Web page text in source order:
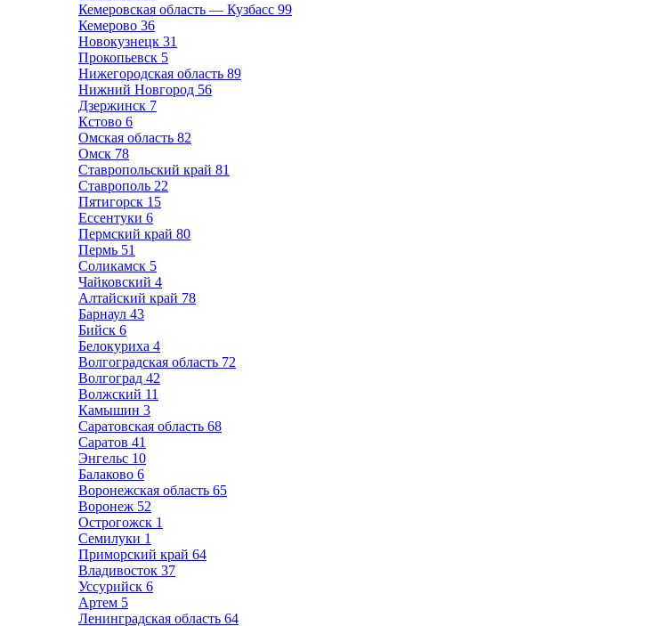
Кемеровская область — Кузбасс 99
Кемерово 36
Новокузнецк 31
Прокопьевск 5
Нижегородская область 89
Нижний Новгород 56
Дзержинск 7
Кстово 6
Омская область 82
Омск 78
Ставропольский край 81
Ставрополь 22
Пятигорск 15
Ессентуки 6
Пермский край 80
Пермь 51
Соликамск 5
Чайковский 4
Алтайский край 78
Барнаул 43
Бийск 6
Белокуриха 4
Волгоградская область 72
Волгоград 42
Волжский 11
Камышин 3
Саратовская область 68
Саратов 41
Энгельс 10
Балаково 6
Воронежская область 65
Воронеж 52
Острогожск 1
Семилуки 1
Приморский край 64
Владивосток 37
Уссурийск 6
Артем 5
Ленинградская область 64